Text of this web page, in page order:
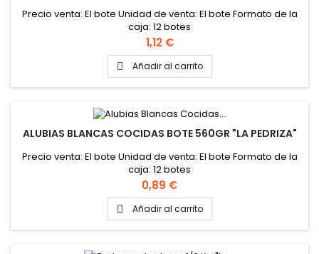
Precio venta: El bote Unidad de venta: El bote Formato de la
caja: 12 botes
Precio
1,12 €
 Añadir al carrito
ALUBIAS BLANCAS COCIDAS BOTE 560GR "LA PEDRIZA"
Precio venta: El bote Unidad de venta: El bote Formato de la
caja: 12 botes
Precio
0,89 €
 Añadir al carrito